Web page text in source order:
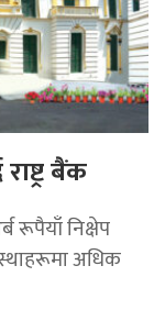
बैंक
रूपैयाँ निक्षेप
अधिक